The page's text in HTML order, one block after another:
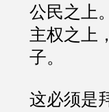
公民之上
主权之上
子。
这必须是